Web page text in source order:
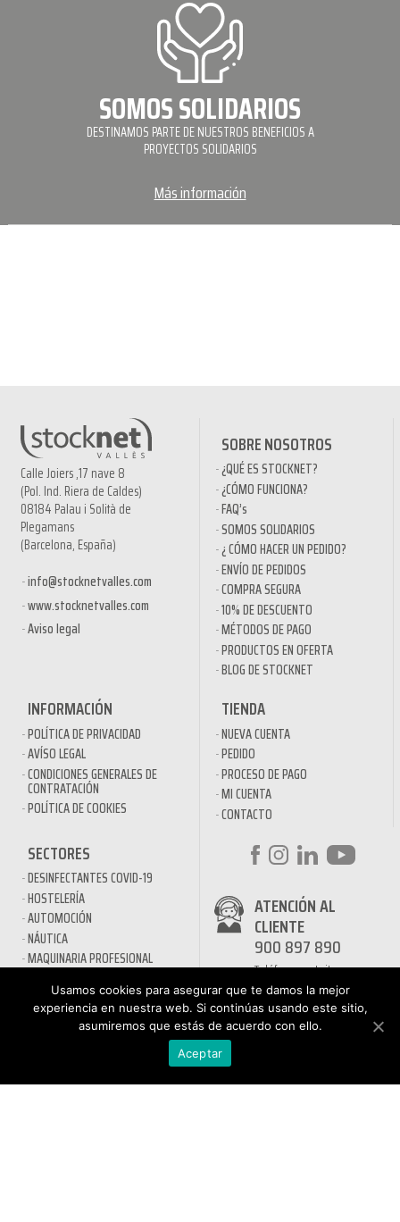
SOMOS SOLIDARIOS
DESTINAMOS PARTE DE NUESTROS BENEFICIOS A
PROYECTOS SOLIDARIOS
Más información
Calle Joiers ,17 nave 8
(Pol. Ind. Riera de Caldes)
08184 Palau i Solità de
Plegamans
(Barcelona, España)
info@stocknetvalles.com
www.stocknetvalles.com
Aviso legal
SOBRE NOSOTROS
¿QUÉ ES STOCKNET?
¿CÓMO FUNCIONA?
FAQ’s
SOMOS SOLIDARIOS
¿ CÓMO HACER UN PEDIDO?
ENVÍO DE PEDIDOS
COMPRA SEGURA
10% DE DESCUENTO
MÉTODOS DE PAGO
PRODUCTOS EN OFERTA
BLOG DE STOCKNET
INFORMACIÓN
POLÍTICA DE PRIVACIDAD
AVÍSO LEGAL
CONDICIONES GENERALES DE
CONTRATACIÓN
POLÍTICA DE COOKIES
TIENDA
NUEVA CUENTA
PEDIDO
PROCESO DE PAGO
MI CUENTA
CONTACTO
SECTORES
DESINFECTANTES COVID-19
HOSTELERÍA
AUTOMOCIÓN
NÁUTICA
MAQUINARIA PROFESIONAL
MANTENIMIENTO INDÚSTRIA
LIMPIEZA PARA EL HOGAR
ATENCIÓN AL
CLIENTE
900 897 890
Teléfono gratuito
De lunes a viernes de 9h
a 17h
Usamos cookies para asegurar que te damos la mejor
experiencia en nuestra web. Si continúas usando este sitio,
asumiremos que estás de acuerdo con ello.
Aceptar